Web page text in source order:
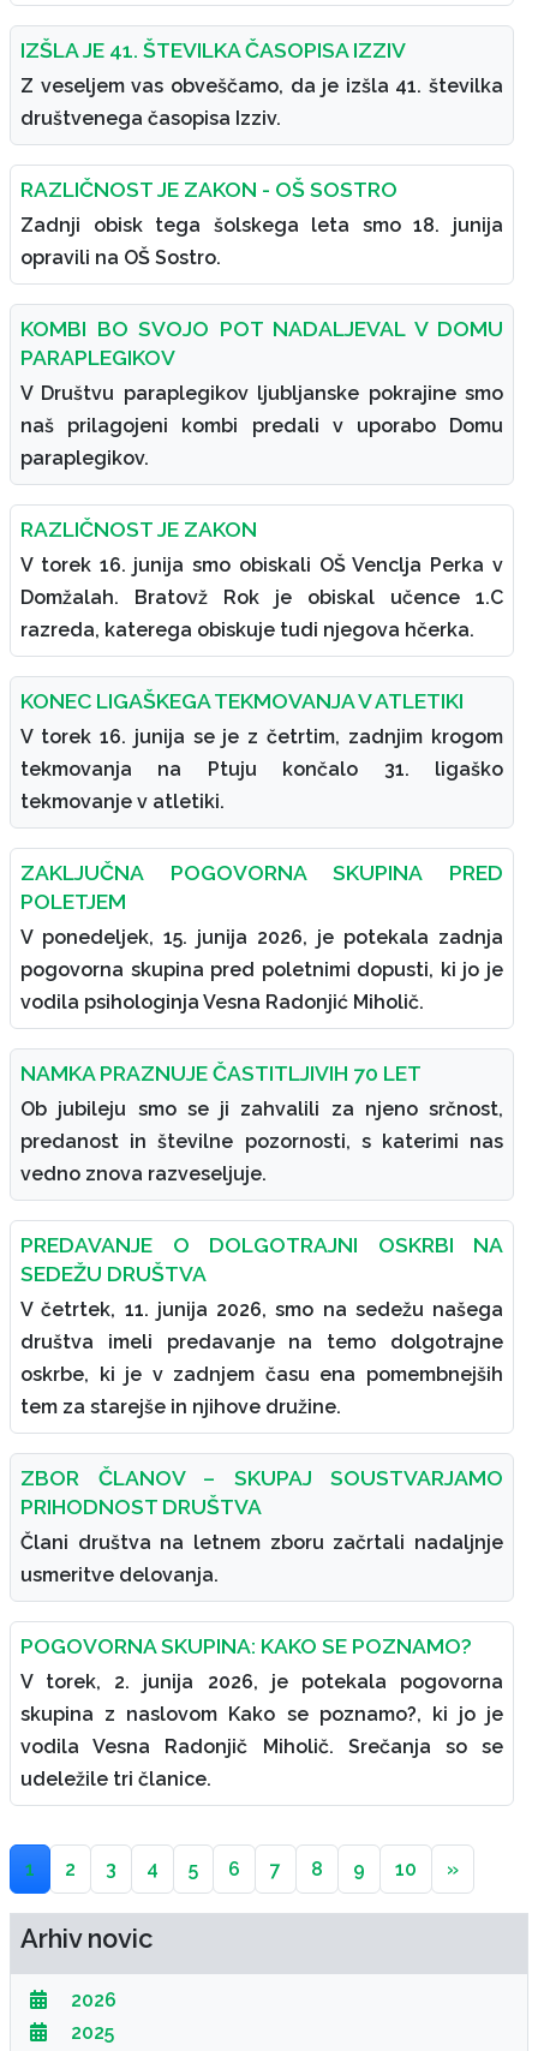
Arhiv novic
2026
2025
IZŠLA JE 41. ŠTEVILKA ČASOPISA IZZIV
Z veseljem vas obveščamo, da je izšla 41. številka
društvenega časopisa Izziv.
RAZLIČNOST JE ZAKON - OŠ SOSTRO
Zadnji obisk tega šolskega leta smo 18. junija
opravili na OŠ Sostro.
KOMBI BO SVOJO POT NADALJEVAL V DOMU
PARAPLEGIKOV
V Društvu paraplegikov ljubljanske pokrajine smo
naš prilagojeni kombi predali v uporabo Domu
paraplegikov.
RAZLIČNOST JE ZAKON
V torek 16. junija smo obiskali OŠ Venclja Perka v
Domžalah. Bratovž Rok je obiskal učence 1.C
razreda, katerega obiskuje tudi njegova hčerka.
KONEC LIGAŠKEGA TEKMOVANJA V ATLETIKI
V torek 16. junija se je z četrtim, zadnjim krogom
tekmovanja na Ptuju končalo 31. ligaško
tekmovanje v atletiki.
ZAKLJUČNA POGOVORNA SKUPINA PRED
POLETJEM
V ponedeljek, 15. junija 2026, je potekala zadnja
pogovorna skupina pred poletnimi dopusti, ki jo je
vodila psihologinja Vesna Radonjić Miholič.
NAMKA PRAZNUJE ČASTITLJIVIH 70 LET
Ob jubileju smo se ji zahvalili za njeno srčnost,
predanost in številne pozornosti, s katerimi nas
vedno znova razveseljuje.
PREDAVANJE O DOLGOTRAJNI OSKRBI NA
SEDEŽU DRUŠTVA
V četrtek, 11. junija 2026, smo na sedežu našega
društva imeli predavanje na temo dolgotrajne
oskrbe, ki je v zadnjem času ena pomembnejših
tem za starejše in njihove družine.
ZBOR ČLANOV – SKUPAJ SOUSTVARJAMO
PRIHODNOST DRUŠTVA
Člani društva na letnem zboru začrtali nadaljnje
usmeritve delovanja.
POGOVORNA SKUPINA: KAKO SE POZNAMO?
V torek, 2. junija 2026, je potekala pogovorna
skupina z naslovom Kako se poznamo?, ki jo je
vodila Vesna Radonjič Miholič. Srečanja so se
udeležile tri članice.
1 2 3 4 5 6 7 8 9 10 »